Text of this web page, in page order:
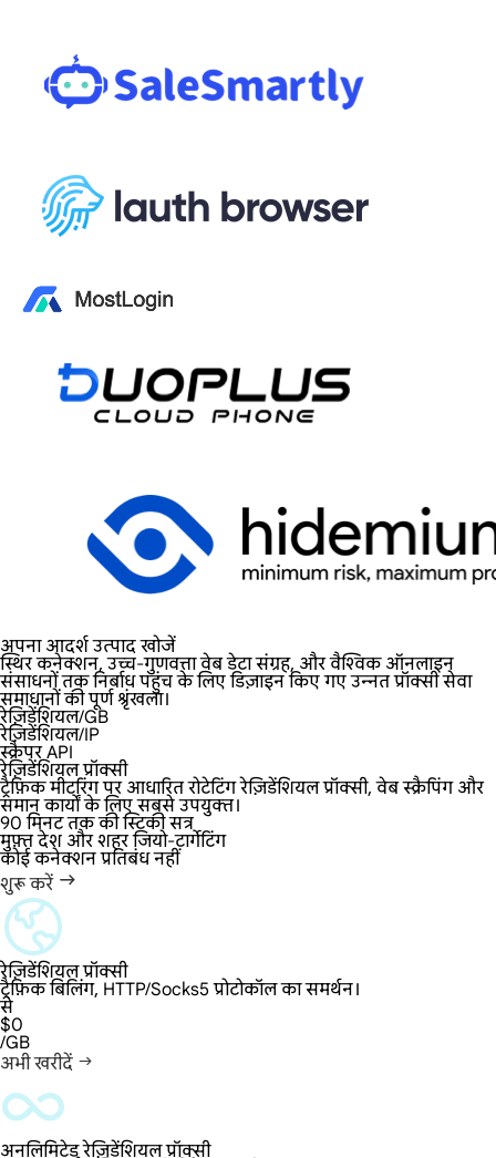
अपना आदर्श उत्पाद खोजें
स्थिर कनेक्शन, उच्च-गुणवत्ता वेब डेटा संग्रह, और वैश्विक ऑनलाइन
संसाधनों तक निर्बाध पहुंच के लिए डिज़ाइन किए गए उन्नत प्रॉक्सी सेवा
समाधानों की पूर्ण श्रृंखला।
रेज़िडेंशियल/GB
रेज़िडेंशियल/IP
स्क्रैपर API
रेज़िडेंशियल प्रॉक्सी
ट्रैफ़िक मीटरिंग पर आधारित रोटेटिंग रेज़िडेंशियल प्रॉक्सी, वेब स्क्रैपिंग और
समान कार्यों के लिए सबसे उपयुक्त।
90 मिनट तक की स्टिकी सत्र
मुफ़्त देश और शहर जियो-टार्गेटिंग
कोई कनेक्शन प्रतिबंध नहीं
शुरू करें
रेज़िडेंशियल प्रॉक्सी
ट्रैफ़िक बिलिंग, HTTP/Socks5 प्रोटोकॉल का समर्थन।
से
$0
/GB
अभी खरीदें
अनलिमिटेड रेज़िडेंशियल प्रॉक्सी